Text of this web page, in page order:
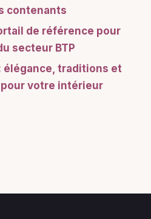
contenants
de référence pour
secteur BTP
élégance, traditions et
votre intérieur